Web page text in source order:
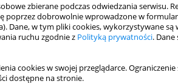
zbierane podczas odwiedzania serwisu.
poprzez dobrowolnie wprowadzone w
Dane, w tym pliki cookies, wykorzystywane
ruchu zgodnie z Polityką prywatności.
cookies w swojej przeglądarce.
dostępne na stronie.